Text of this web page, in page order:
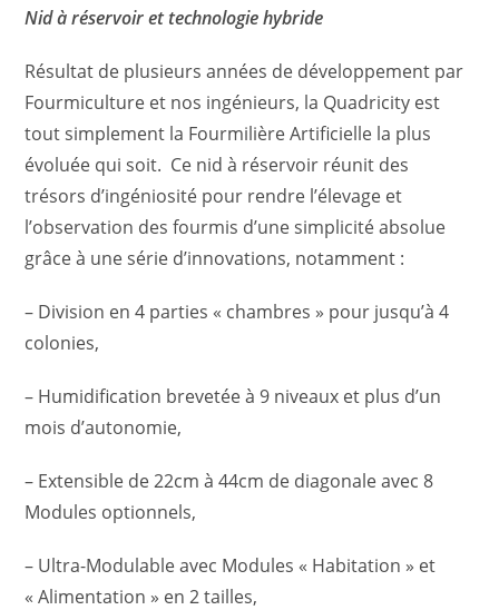
Nid à réservoir et technologie hybride
Résultat de plusieurs années de développement par
Fourmiculture et nos ingénieurs, la Quadricity est
tout simplement la Fourmilière Artificielle la plus
évoluée qui soit. Ce nid à réservoir réunit des
trésors d’ingéniosité pour rendre l’élevage et
l’observation des fourmis d’une simplicité absolue
grâce à une série d’innovations, notamment :
– Division en 4 parties « chambres » pour jusqu’à 4
colonies,
– Humidification brevetée à 9 niveaux et plus d’un
mois d’autonomie,
– Extensible de 22cm à 44cm de diagonale avec 8
Modules optionnels,
– Ultra-Modulable avec Modules « Habitation » et
« Alimentation » en 2 tailles,